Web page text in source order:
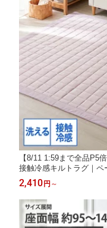
【8/11 1:59まで全品P5
接触冷感キルトラグ｜ペ
m・15mm 北欧 無地 冷
い 洗える ラグマット カ
2,410 円 ～